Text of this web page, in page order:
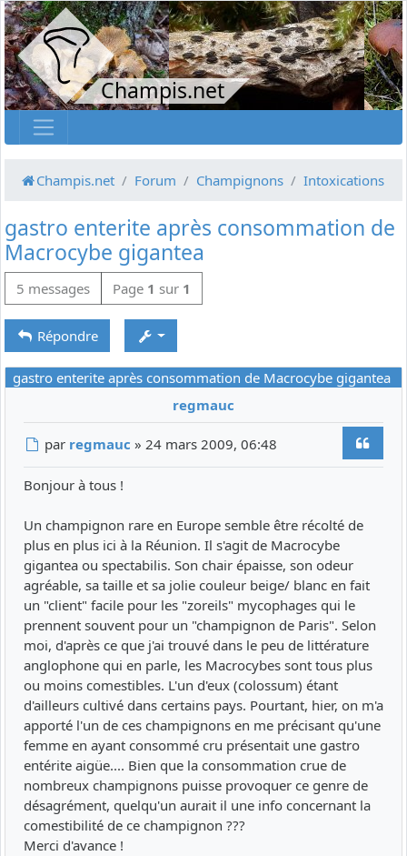
Champis.net
Champis.net Forum Champignons Intoxications
gastro enterite après consommation de
Macrocybe gigantea
5 messages Page 1 sur 1
Répondre
gastro enterite après consommation de Macrocybe gigantea
regmauc
Message
par regmauc »24 mars 2009, 06:48
Bonjour à tous !
Un champignon rare en Europe semble être récolté de
plus en plus ici à la Réunion. Il s'agit de Macrocybe
gigantea ou spectabilis. Son chair épaisse, son odeur
agréable, sa taille et sa jolie couleur beige/ blanc en fait
un "client" facile pour les "zoreils" mycophages qui le
prennent souvent pour un "champignon de Paris". Selon
moi, d'après ce que j'ai trouvé dans le peu de littérature
anglophone qui en parle, les Macrocybes sont tous plus
ou moins comestibles. L'un d'eux (colossum) étant
d'ailleurs cultivé dans certains pays. Pourtant, hier, on m'a
apporté l'un de ces champignons en me précisant qu'une
femme en ayant consommé cru présentait une gastro
entérite aigüe.... Bien que la consommation crue de
nombreux champignons puisse provoquer ce genre de
désagrément, quelqu'un aurait il une info concernant la
comestibilité de ce champignon ???
Merci d'avance !